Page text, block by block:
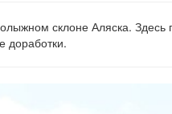
склоне Аляска. Здесь
доработки.